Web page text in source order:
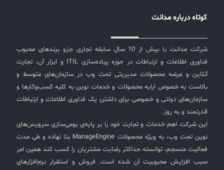
کوتاه درباره مدانت
شرکت مدانت با بیش از 10 سال سابقه تجاری جزو برندهای محبوب
فناوری اطلاعات و ارتباطات در حوزه پیاده‌سازی ITIL و ابزار آن، تجارت
آنلاین و عرضه محصولات مدیریتی تحت وب در سازمان‌های متوسط و
بالاست به خصوص ارایه محصولات و خدمات نوین به کلیه کسب‌وکارها و
سازمان‌های دولتی و خصوصی برای داشتن یک فناوری اطلاعات و ارتباطات
قدرتمند و به روز.
این شرکت اهم خدمات و تجارت خود را بر پایه‌ی بومی‌سازی سرویس‌های
نوین تحت وب، به ویژه محصولات ManageEngine بنا نهاده و طی مدت
فعالیت منسجم، توانسته حداکثر رضایت مشتریان را کسب کند همین امر
سبب افزایش محبوبیت آن شده است. فروش و استقرار نرم‌افزارهای